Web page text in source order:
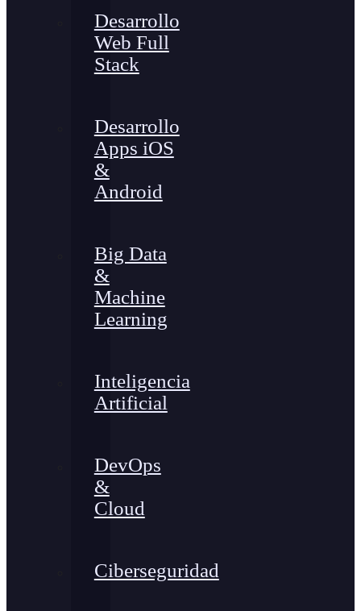
Desarrollo
Web Full
Stack
Desarrollo
Apps iOS
&
Android
Big Data
&
Machine
Learning
Inteligencia
Artificial
DevOps
&
Cloud
Ciberseguridad